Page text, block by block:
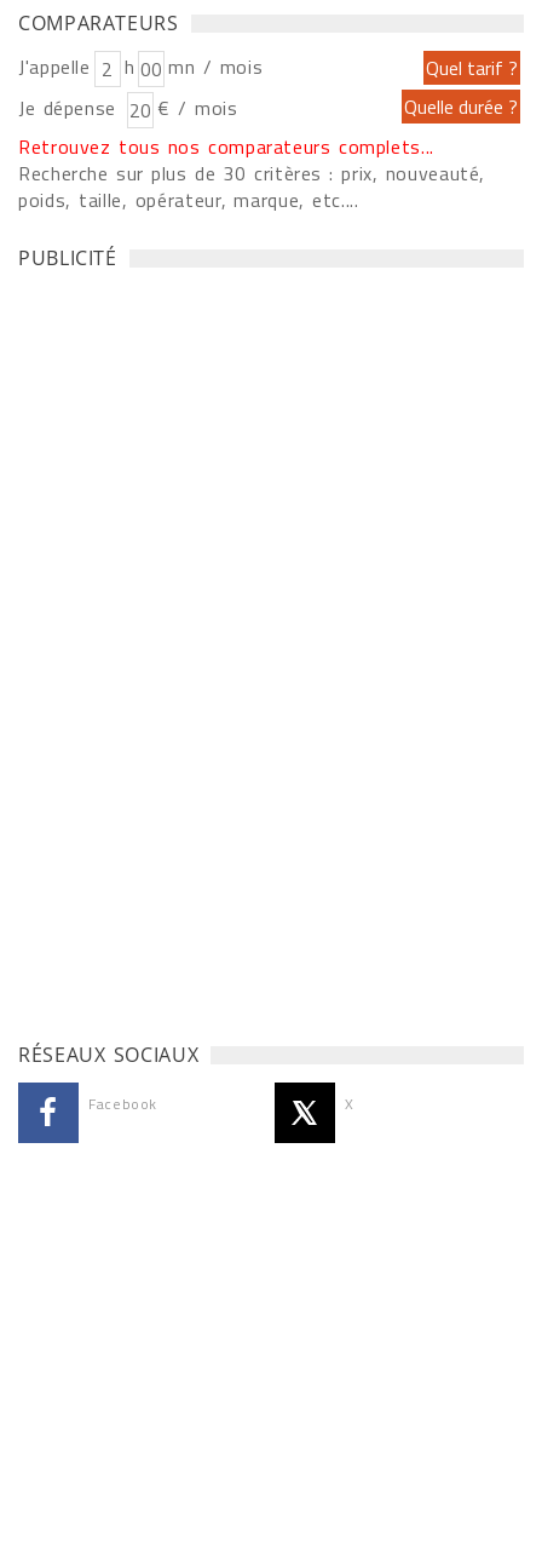
COMPARATEURS
J'appelle h
mn / mois
Je dépense
€ / mois
Retrouvez tous nos comparateurs complets...
Recherche sur plus de 30 critères : prix, nouveauté,
poids, taille, opérateur, marque, etc....
PUBLICITÉ
RÉSEAUX SOCIAUX
Facebook X